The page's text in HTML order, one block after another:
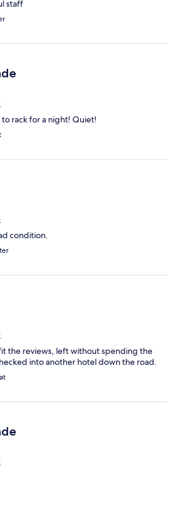
staff
rack for a night! Quiet!
condition.
the reviews, left without spending the
into another hotel down the road.